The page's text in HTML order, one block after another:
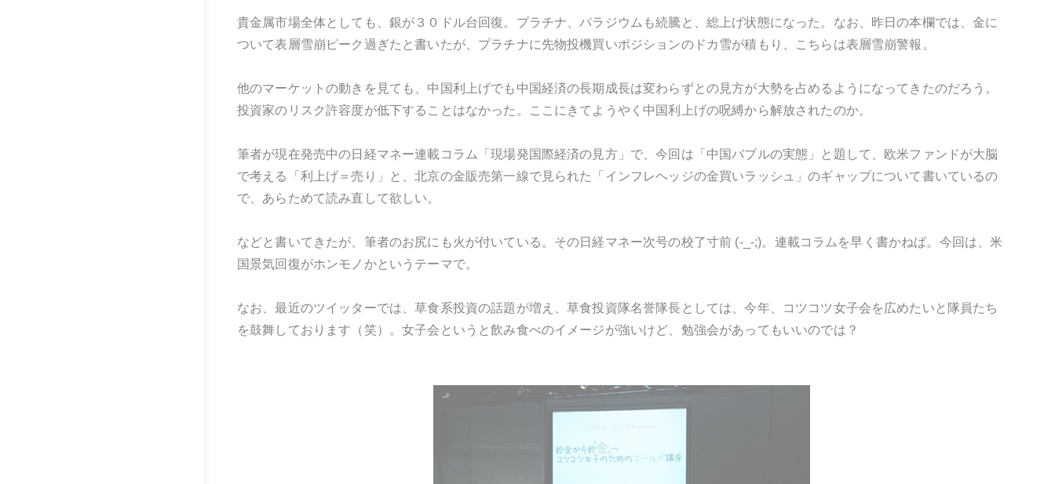
貴金属市場全体としても、銀が３０ドル台回復。プラチナ、パラジウムも続騰と、総上げ状態になった。なお、昨日の本欄では、金に
ついて表層雪崩ピーク過ぎたと書いたが、プラチナに先物投機買いポジションのドカ雪が積もり、こちらは表層雪崩警報。
他のマーケットの動きを見ても、中国利上げでも中国経済の長期成長は変わらずとの見方が大勢を占めるようになってきたのだろう。
投資家のリスク許容度が低下することはなかった。ここにきてようやく中国利上げの呪縛から解放されたのか。
筆者が現在発売中の日経マネー連載コラム「現場発国際経済の見方」で、今回は「中国バブルの実態」と題して、欧米ファンドが大脳
で考える「利上げ＝売り」と、北京の金販売第一線で見られた「インフレヘッジの金買いラッシュ」のギャップについて書いているの
で、あらためて読み直して欲しい。
などと書いてきたが、筆者のお尻にも火が付いている。その日経マネー次号の校了寸前 (-_-;)。連載コラムを早く書かねば。今回は、米
国景気回復がホンモノかというテーマで。
なお、最近のツイッターでは、草食系投資の話題が増え、草食投資隊名誉隊長としては、今年、コツコツ女子会を広めたいと隊員たち
を鼓舞しております（笑）。女子会というと飲み食べのイメージが強いけど、勉強会があってもいいのでは？